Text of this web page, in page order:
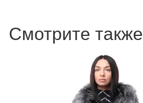
Смотрите также